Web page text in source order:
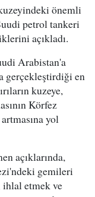
önemli
petrol tankeri
açıkladı.
Arabistan'a
gerçekleştirdiği en
kuzeye,
Körfez
yol
açıklarında,
gemileri
ihlal etmek ve